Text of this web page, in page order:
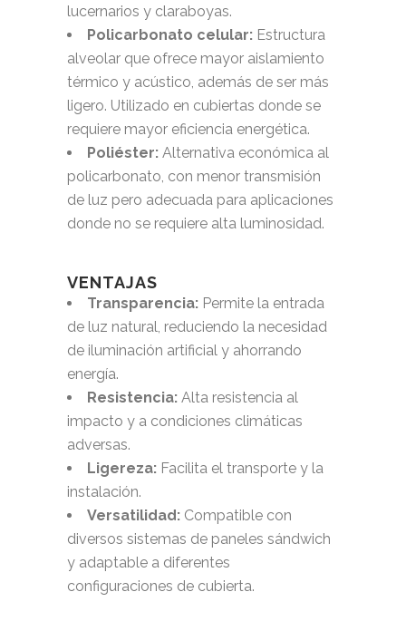
lucernarios y claraboyas.
Policarbonato celular: Estructura
alveolar que ofrece mayor aislamiento
térmico y acústico, además de ser más
ligero. Utilizado en cubiertas donde se
requiere mayor eficiencia energética.
Poliéster: Alternativa económica al
policarbonato, con menor transmisión
de luz pero adecuada para aplicaciones
donde no se requiere alta luminosidad.
VENTAJAS
Transparencia: Permite la entrada
de luz natural, reduciendo la necesidad
de iluminación artificial y ahorrando
energía.
Resistencia: Alta resistencia al
impacto y a condiciones climáticas
adversas.
Ligereza: Facilita el transporte y la
instalación.
Versatilidad: Compatible con
diversos sistemas de paneles sándwich
y adaptable a diferentes
configuraciones de cubierta.